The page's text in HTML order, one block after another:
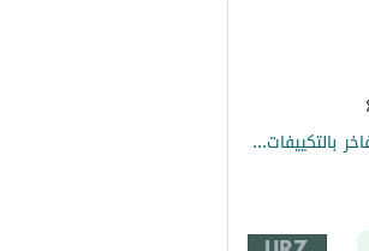
بأقساط علي 10 سنوات امتلك شالية بتشطيب فاخر بالتكييفات في الساحل الشمالى بجوار سول رأس الحكمة و ماونتن فيو و صافية و سولت ودقايق من كالي كوست